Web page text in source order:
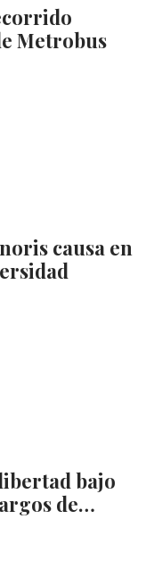
Metrobus
causa en
bajo
de…